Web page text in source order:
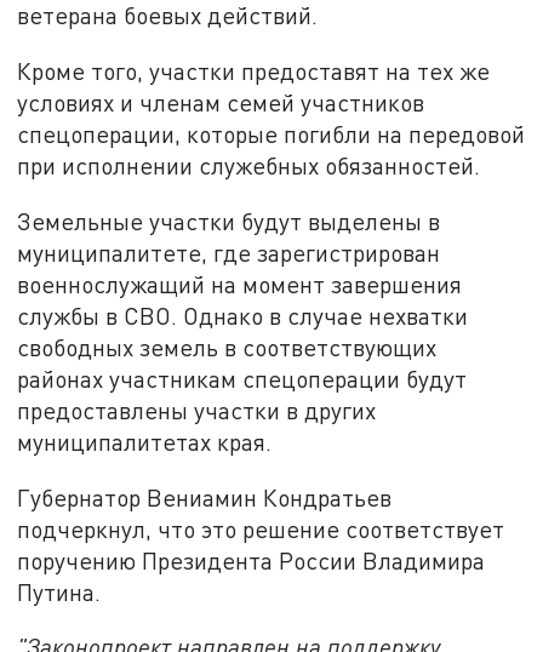
ветерана боевых действий.
Кроме того, участки предоставят на тех же
условиях и членам семей участников
спецоперации, которые погибли на передовой
при исполнении служебных обязанностей.
Земельные участки будут выделены в
муниципалитете, где зарегистрирован
военнослужащий на момент завершения
службы в СВО. Однако в случае нехватки
свободных земель в соответствующих
районах участникам спецоперации будут
предоставлены участки в других
муниципалитетах края.
Губернатор Вениамин Кондратьев
подчеркнул, что это решение соответствует
поручению Президента России Владимира
Путина.